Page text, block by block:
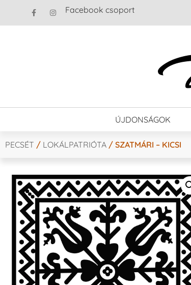
Facebook csoport
ÚJDONSÁGOK
PECSÉT / LOKÁLPATRIÓTA / SZATMÁRI – KICSI